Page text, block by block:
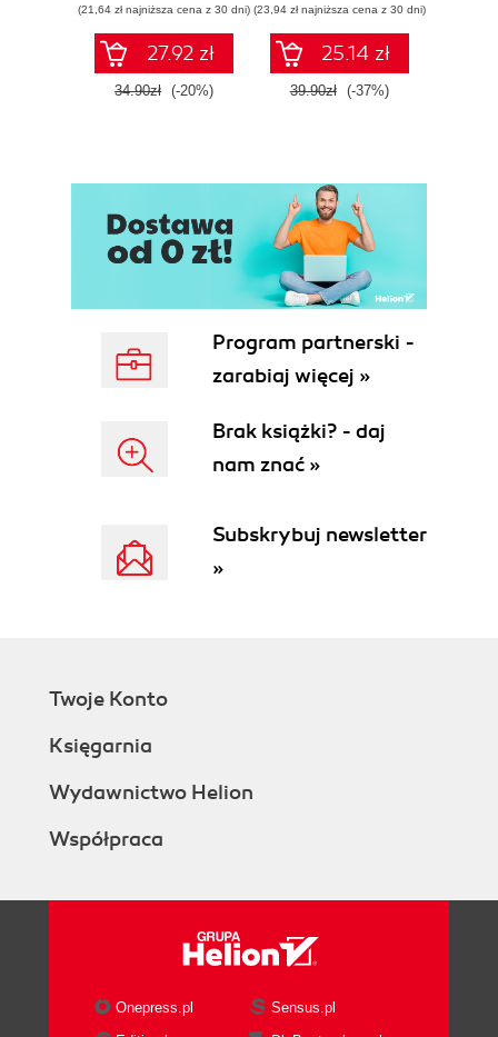
(21,64 zł najniższa cena z 30 dni)
27.92 zł
34.90zł (-20%)
(23,94 zł najniższa cena z 30 dni)
25.14 zł
39.90zł (-37%)
Program partnerski -
zarabiaj więcej »
Brak książki? - daj
nam znać »
Subskrybuj newsletter
»
Twoje Konto
Księgarnia
Wydawnictwo Helion
Współpraca
Onepress.pl
Sensus.pl